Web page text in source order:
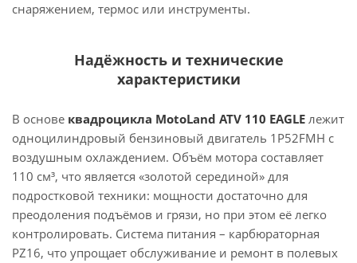
снаряжением, термос или инструменты.
Надёжность и технические
характеристики
В основе квадроцикла MotoLand ATV 110 EAGLE лежит
одноцилиндровый бензиновый двигатель 1P52FMH с
воздушным охлаждением. Объём мотора составляет
110 см³, что является «золотой серединой» для
подростковой техники: мощности достаточно для
преодоления подъёмов и грязи, но при этом её легко
контролировать. Система питания – карбюраторная
PZ16, что упрощает обслуживание и ремонт в полевых